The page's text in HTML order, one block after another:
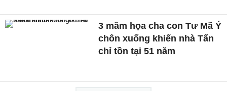
3 mầm họa cha con Tư Mã Ý
chôn xuống khiến nhà Tấn
chỉ tồn tại 51 năm